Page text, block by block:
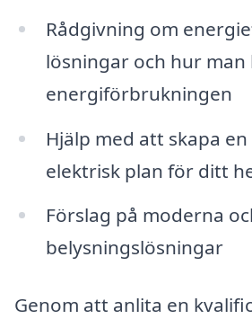
Rådgivning om
lösningar och hur man
energiförbrukningen
Hjälp med att skapa
elektrisk plan för ditt
Förslag på moderna
belysningslösningar
Genom att anlita en